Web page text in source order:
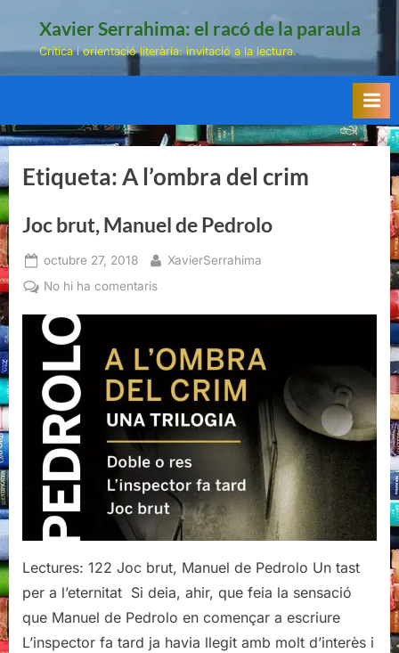
Xavier Serrahima: el racó de la paraula
Crítica i orientació literària: invitació a la lectura.
Etiqueta:A l’ombra del crim
Joc brut, Manuel de Pedrolo
Posted
on
octubre 27, 2018 By
XavierSerrahima
No hi ha comentarisa
Manuel
de
Pedrolo
Lectures: 122 Joc brut, Manuel de Pedrolo Un tast
per a l’eternitat Si deia, ahir, que feia la sensació
que Manuel de Pedrolo en començar a escriure
L’inspector fa tard ja havia llegit amb molt d’interès i